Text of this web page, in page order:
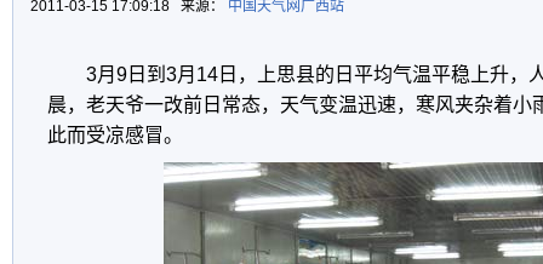
2011-03-15 17:09:18 来源： 中国天气网广西站
3月9日到3月14日，上思县的日平均气温平稳上升，
晨，老天爷一改前日常态，天气变温迅速，寒风夹杂着小
此而受凉感冒。